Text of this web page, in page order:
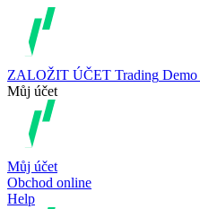
ZALOŽIT ÚČET Trading Demo
Můj účet
Můj účet
Obchod online
Help